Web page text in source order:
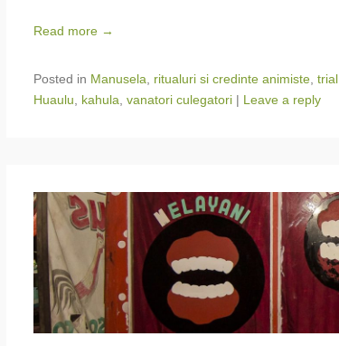
Read more →
Posted in Manusela, ritualuri si credinte animiste, trial
Huaulu, kahula, vanatori culegatori | Leave a reply